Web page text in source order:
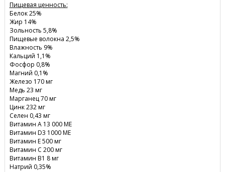
Пищевая ценность:
Белок 25%
Жир 14%
Зольность 5,8%
Пищевые волокна 2,5%
Влажность 9%
Кальций 1,1%
Фосфор 0,8%
Магний 0,1%
Железо 170 мг
Медь 23 мг
Марганец 70 мг
Цинк 232 мг
Селен 0,43 мг
Витамин А 13 000 МЕ
Витамин D3 1000 МЕ
Витамин Е 500 мг
Витамин С 200 мг
Витамин В1 8 мг
Натрий 0,35%